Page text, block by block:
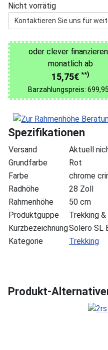
Nicht vorrätig
Kontaktieren Sie uns für
oder clever
monatlich ab
15,75€ **)
Barzahlungspreis:
Spezifikationen
Versand
Aktuell
Grundfarbe
Rot
Farbe
chrome
Radhöhe
28 Zoll
Rahmenhöhe
50 cm
Produktguppe
Trekking
KurzbezeichnungSolero SL
Kategorie
Trekking
Produkt-